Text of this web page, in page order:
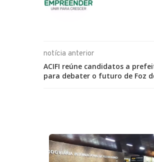
notícia anterior
ACIFI reúne candidatos a
para debater o futuro de Foz